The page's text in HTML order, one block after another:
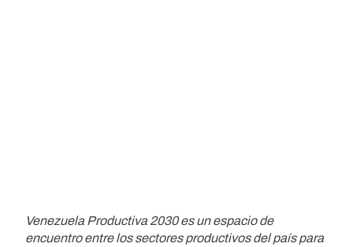
Venezuela Productiva 2030 es un espacio de
encuentro entre los sectores productivos del país para